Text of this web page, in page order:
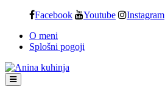
content
Facebook Youtube Instagram
O meni
Splošni pogoji